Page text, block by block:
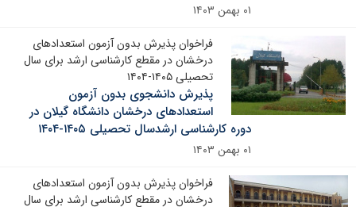
۰۱ بهمن ۱۴۰۳
فراخوان پذیرش بدون آزمون استعدادهای
درخشان در مقطع کارشناسی ارشد برای سال
تحصیلی ۱۴۰۵-۱۴۰۴
پذیرش دانشجوی بدون آزمون
استعدادهای درخشان دانشگاه گیلان در
دوره کارشناسی ارشدسال تحصیلی ۱۴۰۵-۱۴۰۴
۰۱ بهمن ۱۴۰۳
فراخوان پذیرش بدون آزمون استعدادهای
درخشان در مقطع کارشناسی ارشد برای سال